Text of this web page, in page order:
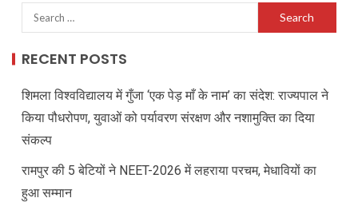
RECENT POSTS
शिमला विश्वविद्यालय में गुँजा ‘एक पेड़ माँ के नाम’ का संदेश: राज्यपाल ने
किया पौधरोपण, युवाओं को पर्यावरण संरक्षण और नशामुक्ति का दिया
संकल्प
रामपुर की 5 बेटियों ने NEET-2026 में लहराया परचम, मेधावियों का
हुआ सम्मान